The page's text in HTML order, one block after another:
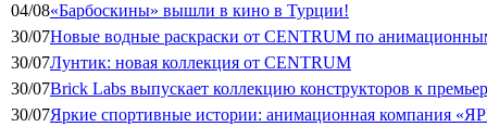
04/08«Барбоскины» вышли в кино в Турции!
30/07Новые водные раскраски от CENTRUM по
30/07Лунтик: новая коллекция от CENTRUM
30/07Brick Labs выпускает коллекцию конструкторов к
30/07Яркие спортивные истории: анимационная компания